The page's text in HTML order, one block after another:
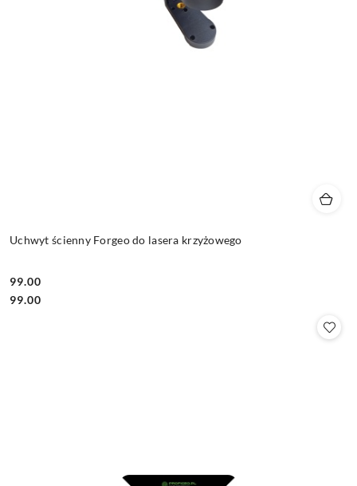
Uchwyt ścienny Forgeo do lasera krzyżowego
Cena:
99.00
Cena:
99.00